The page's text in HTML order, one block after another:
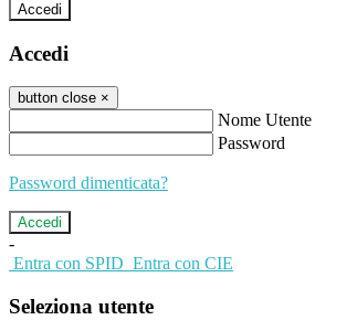
Accedi
Accedi
button close ×
Nome Utente
Password
Password dimenticata?
-
Entra con SPID Entra con CIE
Seleziona utente